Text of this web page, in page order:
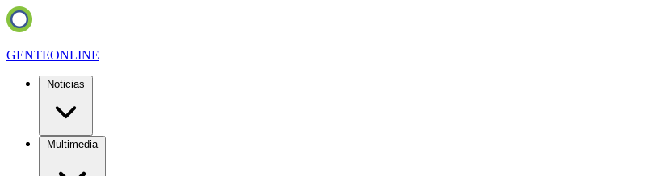
GENTEONLINE
Noticias
Multimedia